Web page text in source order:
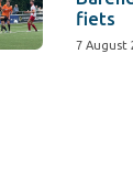
fiets
7 August